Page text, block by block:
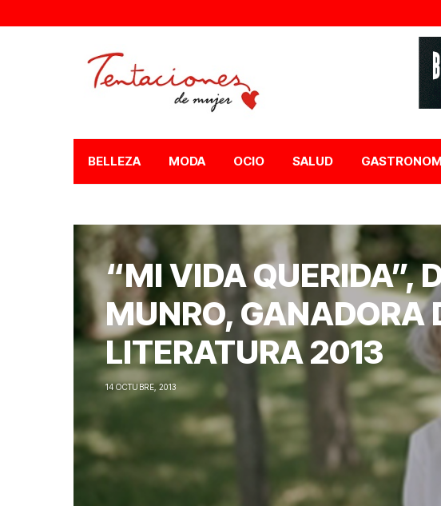
BELLEZA MODA OCIO SALUD
“MI VIDA QUERIDA”,
MUNRO, GANADORA
LITERATURA 2013
14 OCTUBRE, 2013